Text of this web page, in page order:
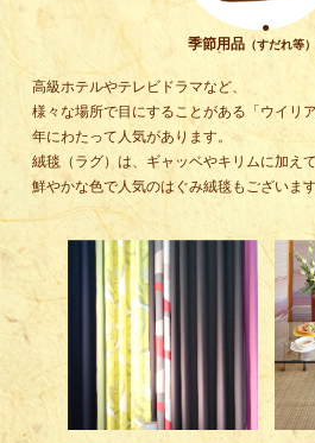
●
季節用品 （すだれ等
高級ホテルやテレビドラマなど、
様々な場所で目にすることがある「ウイリ
年にわたって人気があります。
絨毯（ラグ）は、ギャッベやキリムに加えて
鮮やかな色で人気のはぐみ絨毯もございます